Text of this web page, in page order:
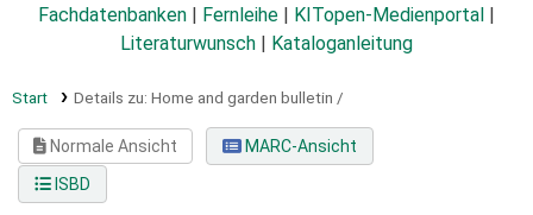
Fachdatenbanken
Fernleihe KITopen-Medienportal
Literaturwunsch
Kataloganleitung
Start Details zu: Home and garden bulletin /
Normale Ansicht
MARC-Ansicht
ISBD